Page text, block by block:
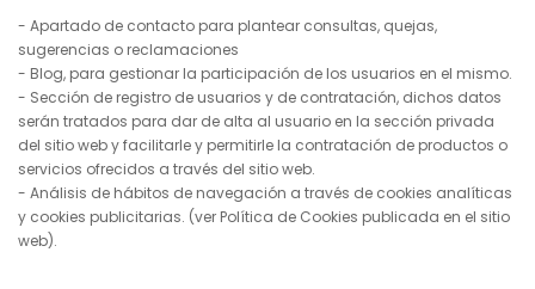
- Apartado de contacto para plantear consultas, quejas,
sugerencias o reclamaciones
- Blog, para gestionar la participación de los usuarios en el mismo.
- Sección de registro de usuarios y de contratación, dichos datos
serán tratados para dar de alta al usuario en la sección privada
del sitio web y facilitarle y permitirle la contratación de productos o
servicios ofrecidos a través del sitio web.
- Análisis de hábitos de navegación a través de cookies analíticas
y cookies publicitarias. (ver Política de Cookies publicada en el sitio
web).